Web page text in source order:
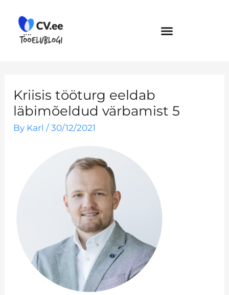
content
Kriisis tööturg eeldab
läbimõeldud värbamist 5
By Karl/30/12/2021